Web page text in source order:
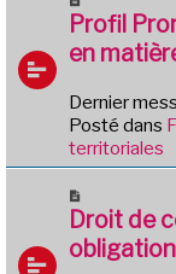
e
s
s
g
e
o
u
v
a
u
m
s
a
Profil
en
Dernier
Posté dans
territoriales
o
u
v
Droit de